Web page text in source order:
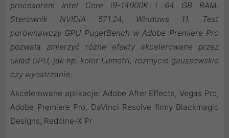
procesorem Intel Core i9-14900K i 64 GB RAM.
Sterownik NVIDIA 571.24, Windows 11. Test
porównawczy GPU PugetBench w Adobe Premiere Pro
pozwala zmierzyć różne efekty akcelerowane przez
układ GPU, jak np. kolor Lumetri, rozmycie gaussowskie
czy wyostrzanie.
Akcelerowane aplikacje: Adobe After Effects, Vegas Pro,
Adobe Premiere Pro, DaVinci Resolve firmy Blackmagic
Designs, Redcine-X Pr